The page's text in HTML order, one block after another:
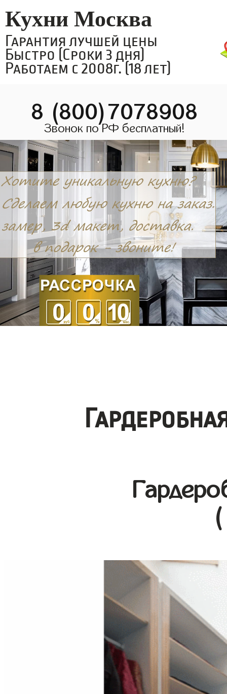
Кухни Москва
Гарантия лучшей цены
Быстро (Сроки 3 дня)
Работаем с 2008г. (18 лет)
8 (800)7078908
Звонок по РФ бесплатный!